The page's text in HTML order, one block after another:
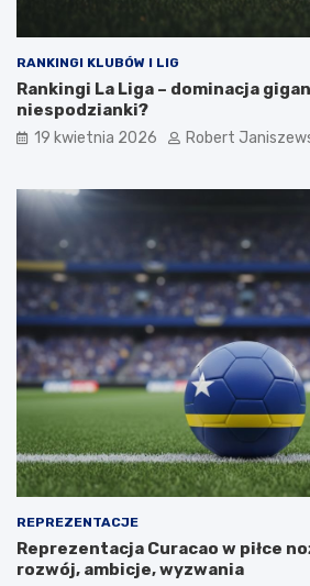
RANKINGI KLUBÓW I LIG
Rankingi La Liga – dominacja
niespodzianki?
19 kwietnia 2026 Robert
REPREZENTACJE
Reprezentacja Curacao w piłce
rozwój, ambicje, wyzwania